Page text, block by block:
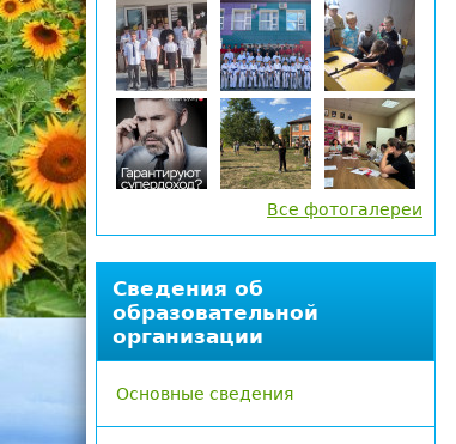
Все фотогалереи
Сведения об
образовательной
организации
Основные сведения